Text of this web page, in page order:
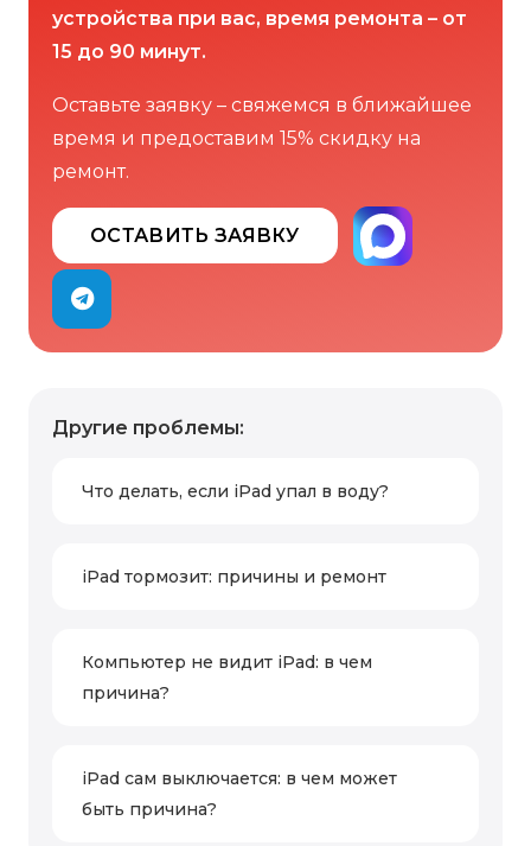
устройства при вас, время ремонта – от
15 до 90 минут.
Оставьте заявку – свяжемся в ближайшее
время и предоставим 15% скидку на
ремонт.
ОСТАВИТЬ ЗАЯВКУ
Другие проблемы:
Что делать, если iPad упал в воду?
iPad тормозит: причины и ремонт
Компьютер не видит iPad: в чем
причина?
iPad сам выключается: в чем может
быть причина?